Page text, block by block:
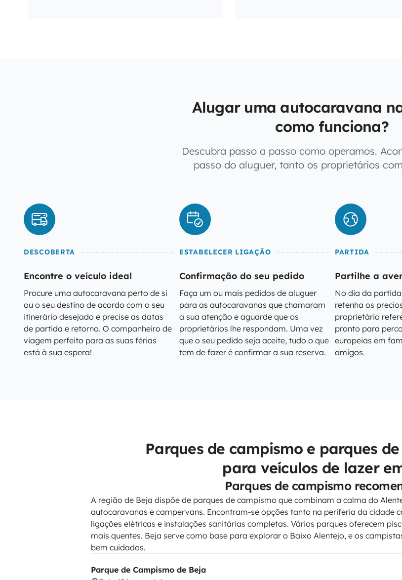
Alugar uma autocaravana
como funciona?
Descubra passo a passo como operamos.
passo do aluguer, tanto os proprietários
DESCOBERTA
Encontre o veículo ideal
Procure uma autocaravana perto de si
ou o seu destino de acordo com o seu
itinerário desejado e precise as datas
de partida e retorno. O companheiro de
viagem perfeito para as suas férias
está à sua espera!
ESTABELECER LIGAÇÃO
Confirmação do seu pedido
Faça um ou mais pedidos de aluguer
para as autocaravanas que chamaram
a sua atenção e aguarde que os
proprietários lhe respondam. Uma vez
que o seu pedido seja aceite, tudo o que
tem de fazer é confirmar a sua reserva.
PARTIDA
Partilhe a
No dia da
retenha os
proprietário
pronto para
europeias em
amigos.
Parques de campismo e parques
para veículos de lazer
Parques de campismo
A região de Beja dispõe de parques de campismo que combinam a calma do
autocaravanas e campervans. Encontram-se opções tanto na periferia da cidade
ligações elétricas e instalações sanitárias completas. Vários parques oferecem
mais quentes. Beja serve como base para explorar o Baixo Alentejo, e os
bem cuidados.
Parque de Campismo de Beja